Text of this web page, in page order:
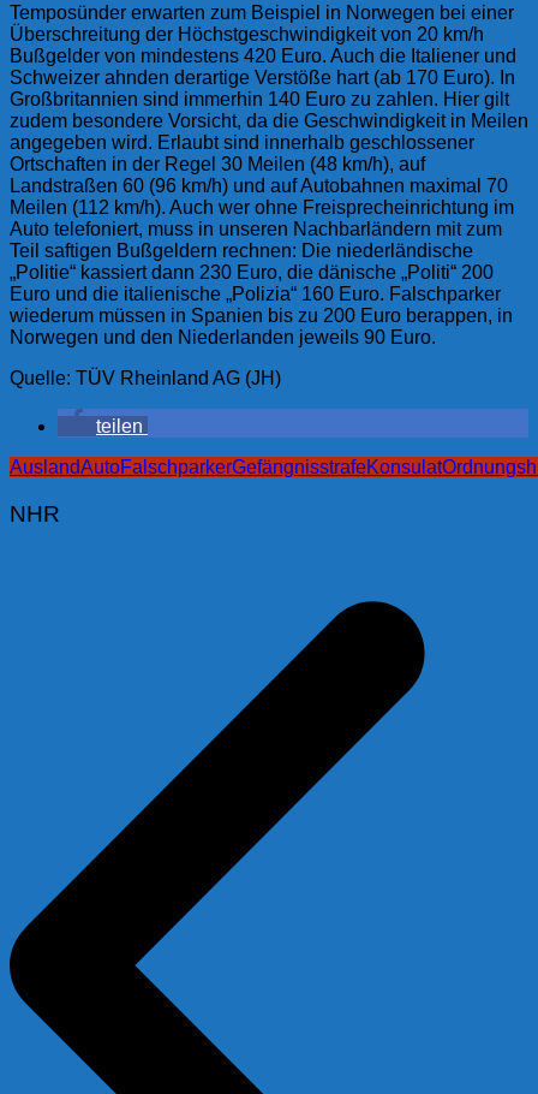
Temposünder erwarten zum Beispiel in Norwegen bei einer
Überschreitung der Höchstgeschwindigkeit von 20 km/h
Bußgelder von mindestens 420 Euro. Auch die Italiener und
Schweizer ahnden derartige Verstöße hart (ab 170 Euro). In
Großbritannien sind immerhin 140 Euro zu zahlen. Hier gilt
zudem besondere Vorsicht, da die Geschwindigkeit in Meilen
angegeben wird. Erlaubt sind innerhalb geschlossener
Ortschaften in der Regel 30 Meilen (48 km/h), auf
Landstraßen 60 (96 km/h) und auf Autobahnen maximal 70
Meilen (112 km/h). Auch wer ohne Freisprecheinrichtung im
Auto telefoniert, muss in unseren Nachbarländern mit zum
Teil saftigen Bußgeldern rechnen: Die niederländische
„Politie“ kassiert dann 230 Euro, die dänische „Politi“ 200
Euro und die italienische „Polizia“ 160 Euro. Falschparker
wiederum müssen in Spanien bis zu 200 Euro berappen, in
Norwegen und den Niederlanden jeweils 90 Euro.
Quelle: TÜV Rheinland AG (JH)
teilen
AuslandAutoFalschparkerGefängnisstrafeKonsulat
NHR